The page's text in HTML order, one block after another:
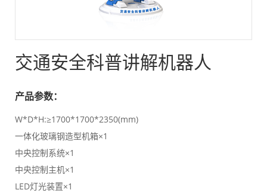
交通安全科普讲解机器人
产品参数：
W*D*H:≥1700*1700*2350(mm)
一体化玻璃钢造型机箱×1
中央控制系统×1
中央控制主机×1
LED灯光装置×1